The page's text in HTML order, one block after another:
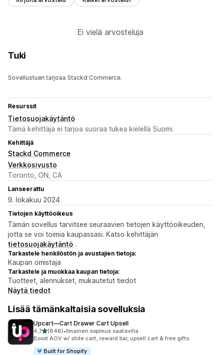
Ei vielä arvosteluja
Tuki
Sovellustuen tarjoaa Stackd Commerce.
Resurssit
Tietosuojakäytäntö
Tämä kehittäjä ei tarjoa suoraa tukea kielellä Suomi.
Kehittäjä
Stackd Commerce
Verkkosivusto
Toronto, ON, CA
Lanseerattu
9. lokakuu 2024
Tietojen käyttöoikeus
Tämän sovellus tarvitsee seuraavien tietojen käyttöoikeuden,
jotta se voi toimia kaupassasi. Katso kehittäjän
tietosuojakäytäntö .
Tarkastele henkilöstön ja avustajien tietoja:
Kaupan omistaja
Tarkastele ja muokkaa kaupan tietoja:
Tuotteet, alennukset, mukautetut tiedot
Näytä tiedot
Lisää tämänkaltaisia sovelluksia
Upcart—Cart Drawer Cart Upsell
4,7/ 5 tähteä
(848)
848 arvostelua yhteensä
•Ilmainen sopimus saatavilla
Boost AOV w/ slide cart, reward bar, upsell cart & free gifts
Built for Shopify